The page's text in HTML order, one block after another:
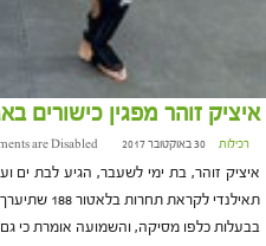
איציק זוהר מפגין כישורים
רכילות 30 באוקטובר 2017 at 17:35 are Disabled
איציק זוהר, בת ימי לשעבר, הגיע לבת ים
בבעלות כלפו מסיקה, והשמועה אומרת כי